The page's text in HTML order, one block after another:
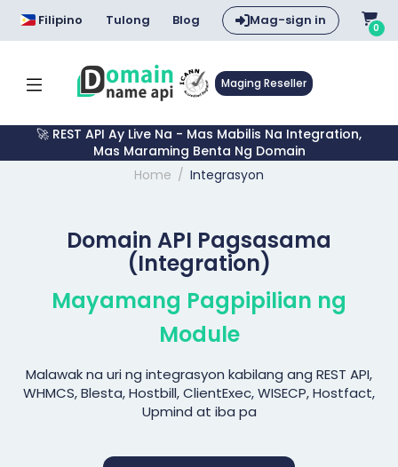
Filipino Tulong Blog Mag-sign in 0
Maging Reseller
🚀 REST API Ay Live Na - Mas Mabilis Na Integration,
Mas Maraming Benta Ng Domain
Home
Integrasyon
Domain API Pagsasama
(Integration)
Mayamang Pagpipilian ng
Module
Malawak na uri ng integrasyon kabilang ang REST API,
WHMCS, Blesta, Hostbill, ClientExec, WISECP, Hostfact,
Upmind at iba pa